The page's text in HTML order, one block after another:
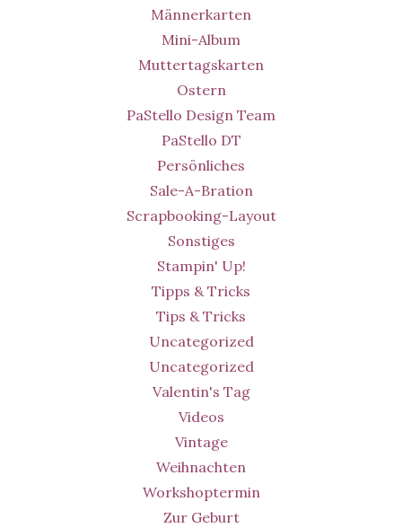
Männerkarten
Mini-Album
Muttertagskarten
Ostern
PaStello Design Team
PaStello DT
Persönliches
Sale-A-Bration
Scrapbooking-Layout
Sonstiges
Stampin' Up!
Tipps & Tricks
Tips & Tricks
Uncategorized
Uncategorized
Valentin's Tag
Videos
Vintage
Weihnachten
Workshoptermin
Zur Geburt